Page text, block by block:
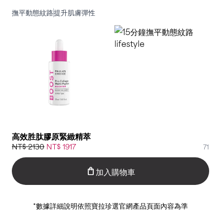
撫平動態紋路提升肌膚彈性
高效胜肽膠原緊緻精萃
NT$ 2130 NT$ 1917 71
shopping_bag 加入購物車
*數據詳細說明依照寶拉珍選官網產品頁面內容為準